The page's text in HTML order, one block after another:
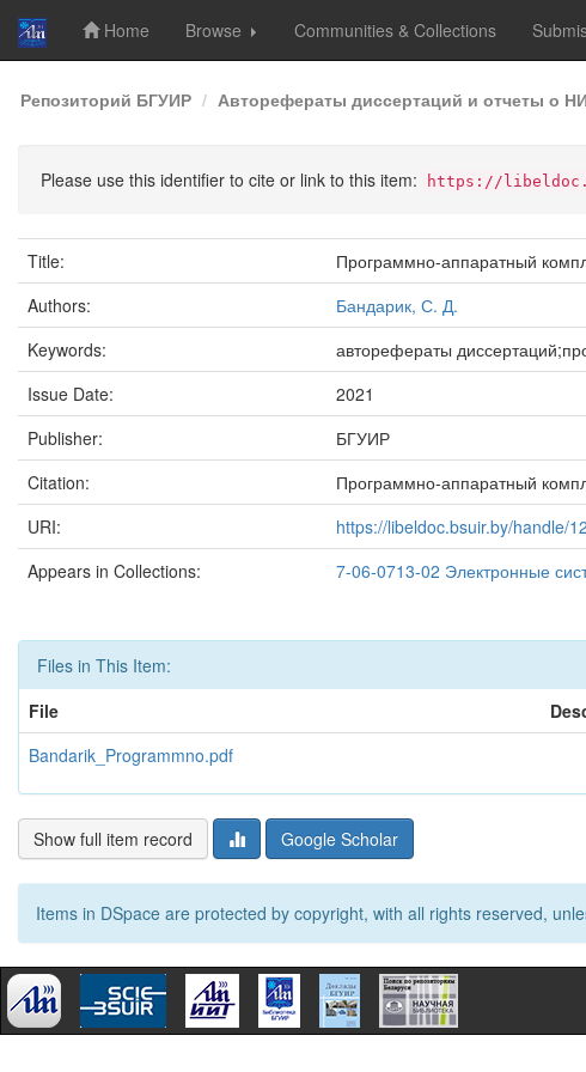
Skip
navigation
Home Browse Communities & Collections
Репозиторий БГУИР Авторефераты диссертаций и отчеты о
Please use this identifier to cite or link to this item: https://
Title:
Программно-аппаратный
Authors:
Бандарик, С. Д.
Keywords:
авторефераты
Issue Date:
2021
Publisher:
БГУИР
Citation:
Программно-аппаратный
URI:
https://libeldoc.bsuir.by/handle/
Appears in Collections:
7-06-0713-02 Электронные
Files in This Item:
File
Bandarik_Programmno.pdf
Show full item record Google Scholar
Items in DSpace are protected by copyright, with all rights reserved,